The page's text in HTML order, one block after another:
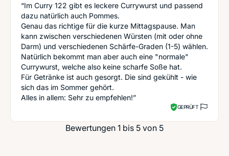
“Im Curry 122 gibt es leckere Currywurst und passend
dazu natürlich auch Pommes.
Genau das richtige für die kurze Mittagspause. Man
kann zwischen verschiedenen Würsten (mit oder ohne
Darm) und verschiedenen Schärfe-Graden (1-5) wählen.
Natürlich bekommt man aber auch eine "normale"
Currywurst, welche also keine scharfe Soße hat.
Für Getränke ist auch gesorgt. Die sind gekühlt - wie
sich das im Sommer gehört.
Alles in allem: Sehr zu empfehlen!”
GEPRÜFT
Bewertungen 1 bis 5 von 5